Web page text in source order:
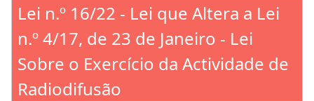
Lei n.º 16/22 - Lei que Altera a Lei
n.º 4/17, de 23 de Janeiro - Lei
Sobre o Exercício da Actividade de
Radiodifusão